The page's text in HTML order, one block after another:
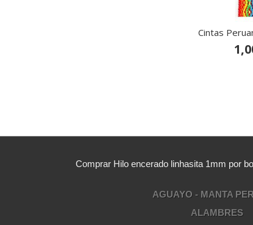
Cintas
Comprar Hilo encerado linhasita 1mm por
AGUAYO - MANTA
ALAMBRES